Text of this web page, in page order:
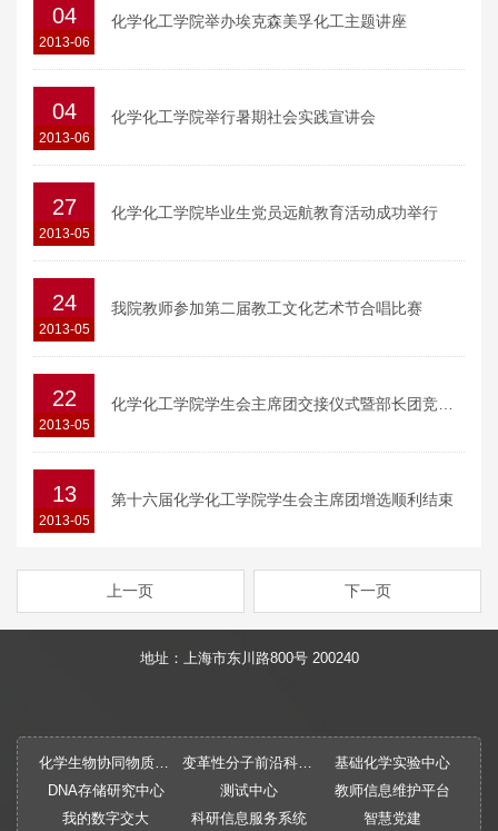
04
2013-06
化学化工学院举办埃克森美孚化工主题讲座
04
2013-06
化学化工学院举行暑期社会实践宣讲会
27
2013-05
化学化工学院毕业生党员远航教育活动成功举行
24
2013-05
我院教师参加第二届教工文化艺术节合唱比赛
22
2013-05
13
2013-05
第十六届化学化工学院学生会主席团增选顺利结束
上一页 下一页
地址：上海市东川路800号 200240
化学生物协同物质创制全国重点实验室 变革性分子前沿科学中心
基础化学实验中心
DNA存储研究中心
测试中心
教师信息维护平台
我的数字交大
科研信息服务系统 智慧党建